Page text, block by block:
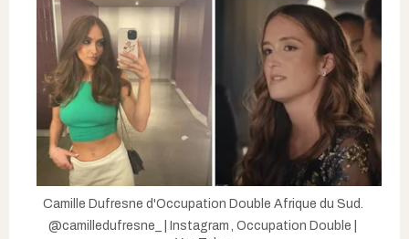
Camille Dufresne d'Occupation Double Afrique du Sud.
@camilledufresne_ | Instagram , Occupation Double |